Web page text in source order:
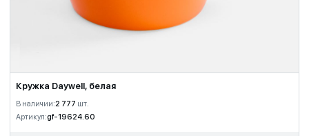
Кружка Daywell, белая
В наличии:2 777 шт.
Артикул:gf-19624.60